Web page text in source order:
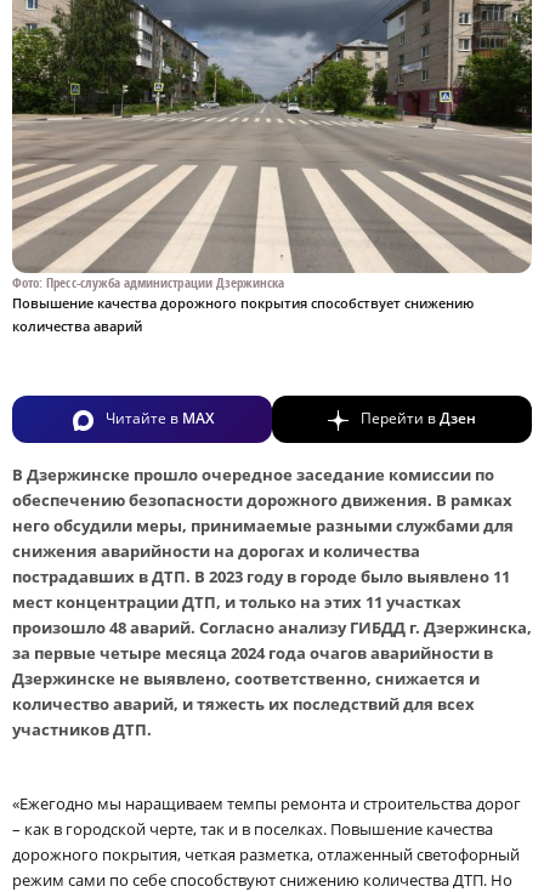
Фото: Пресс-служба администрации Дзержинска
Повышение качества дорожного покрытия способствует снижению
количества аварий
Читайте в MAX Перейти вДзен
В Дзержинске прошло очередное заседание комиссии по
обеспечению безопасности дорожного движения. В рамках
него обсудили меры, принимаемые разными службами для
снижения аварийности на дорогах и количества
пострадавших в ДТП. В 2023 году в городе было выявлено 11
мест концентрации ДТП, и только на этих 11 участках
произошло 48 аварий. Согласно анализу ГИБДД г. Дзержинска,
за первые четыре месяца 2024 года очагов аварийности в
Дзержинске не выявлено, соответственно, снижается и
количество аварий, и тяжесть их последствий для всех
участников ДТП.
«Ежегодно мы наращиваем темпы ремонта и строительства дорог
– как в городской черте, так и в поселках. Повышение качества
дорожного покрытия, четкая разметка, отлаженный светофорный
режим сами по себе способствуют снижению количества ДТП. Но